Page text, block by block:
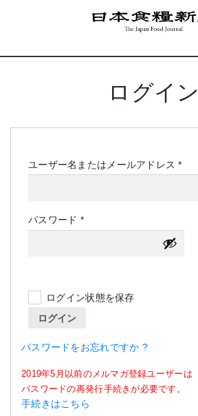
ログイン
ユーザー名またはメールアドレス*必
パスワード *必
須
ログイン状態を保存
ログイン
パスワードをお忘れですか ?
2019年5月以前のメルマガ登録ユーザーは
パスワードの再発行手続きが必要です。
手続きはこちら